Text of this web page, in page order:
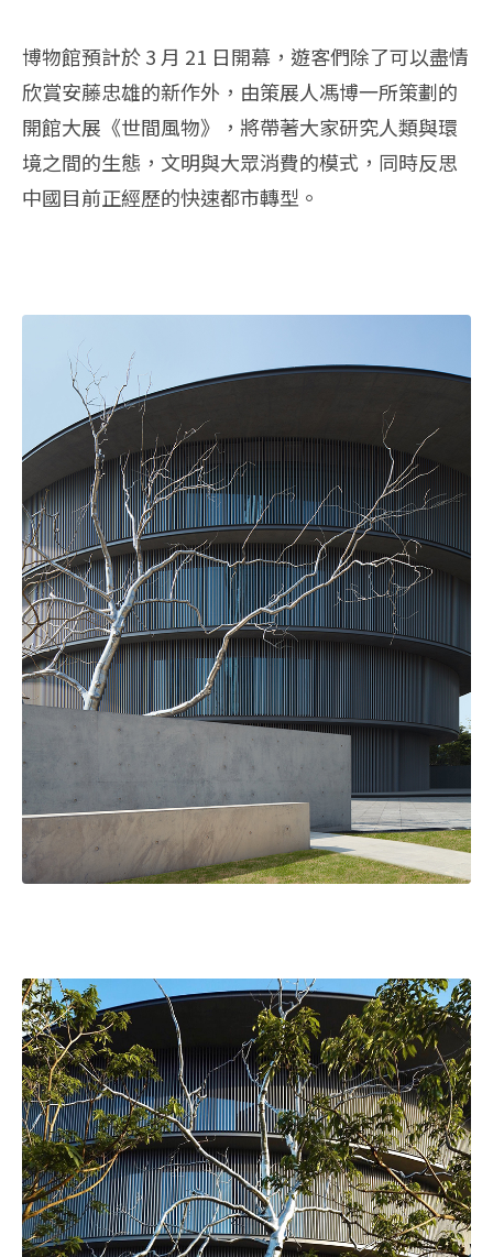
博物館預計於 3 月 21 日開幕，遊客們除了可以盡情
欣賞安藤忠雄的新作外，由策展人馮博一所策劃的
開館大展《世間風物》，將帶著大家研究人類與環
境之間的生態，文明與大眾消費的模式，同時反思
中國目前正經歷的快速都市轉型。